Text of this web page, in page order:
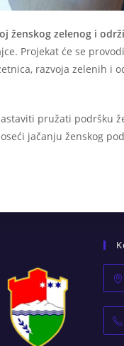
ženskog zelenog i
Projekat će se
razvoja zelenih i
pružati podršku
jačanju ženskog